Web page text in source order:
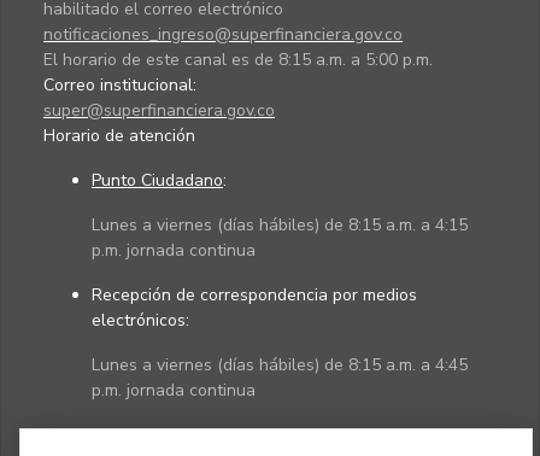
habilitado el correo electrónico
notificaciones_ingreso@superfinanciera.gov.co
El horario de este canal es de 8:15 a.m. a 5:00 p.m.
Correo institucional:
super@superfinanciera.gov.co
Horario de atención
Punto Ciudadano:
Lunes a viernes (días hábiles) de 8:15 a.m. a 4:15
p.m. jornada continua
Recepción de correspondencia por medios
electrónicos:
Lunes a viernes (días hábiles) de 8:15 a.m. a 4:45
p.m. jornada continua